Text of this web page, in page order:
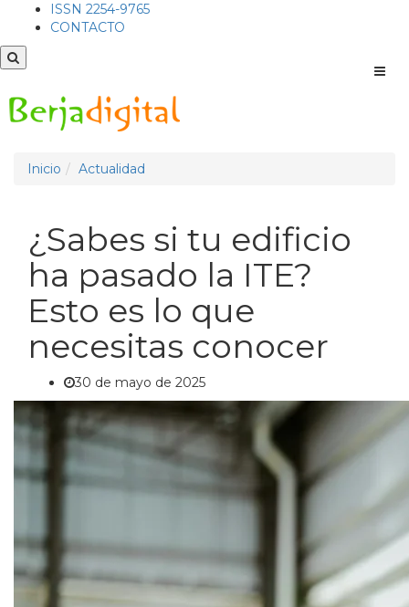
ISSN 2254-9765
CONTACTO
Inicio Actualidad
¿Sabes si tu edificio
ha pasado la ITE?
Esto es lo que
necesitas conocer
30 de mayo de 2025